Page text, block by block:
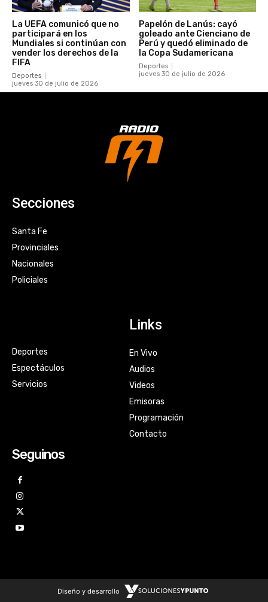
La UEFA comunicó que no
participará en los
Mundiales si continúan con
vender los derechos de la
FIFA
Deportes
jueves 30 de julio de 2026
Papelón de Lanús: cayó
goleado ante Cienciano de
Perú y quedó eliminado de
la Copa Sudamericana
Deportes
jueves 30 de julio de 2026
Secciones
Santa Fe
Provinciales
Nacionales
Policiales
Deportes
Espectáculos
Servicios
Links
En Vivo
Audios
Videos
Emisoras
Programación
Contacto
Seguinos
Diseño y desarrollo